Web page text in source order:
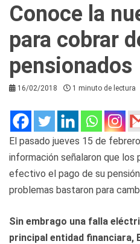
Conoce la
para cobrar
pensionados
16/02/2018 1 minuto de lectura
El pasado jueves 15 de
información señalaron que los
efectivo el pago de su
problemas bastaron para
Sin embrago una falla
principal entidad financiara,